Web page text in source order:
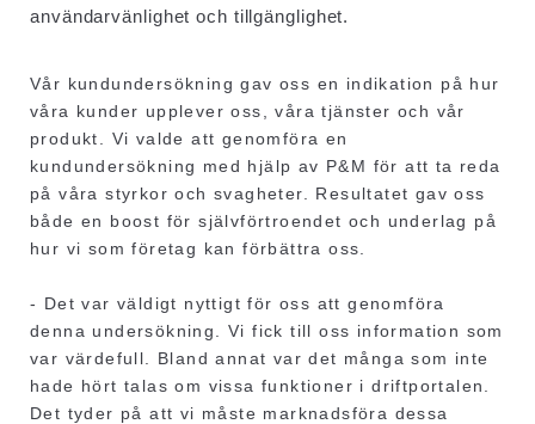
användarvänlighet och tillgänglighet.
Vår kundundersökning gav oss en indikation på hur
våra kunder upplever oss, våra tjänster och vår
produkt. Vi valde att genomföra en
kundundersökning med hjälp av P&M för att ta reda
på våra styrkor och svagheter. Resultatet gav oss
både en boost för självförtroendet och underlag på
hur vi som företag kan förbättra oss.
- Det var väldigt nyttigt för oss att genomföra
denna undersökning. Vi fick till oss information som
var värdefull. Bland annat var det många som inte
hade hört talas om vissa funktioner i driftportalen.
Det tyder på att vi måste marknadsföra dessa